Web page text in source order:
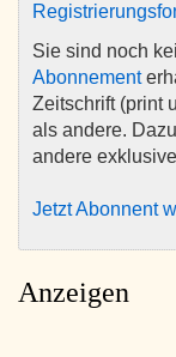
Sie sind noch
Abonnement
Zeitschrift (print
als andere.
andere
Jetzt Abonnent
Anzeigen